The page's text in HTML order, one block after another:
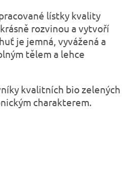
lístky kvality
rozvinou a vytvoří
je jemná, vyvážená a
tělem a lehce
kvalitních bio zelených
charakterem.